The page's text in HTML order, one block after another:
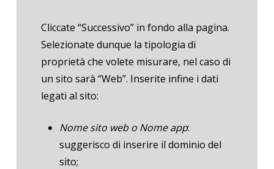
Cliccate “Successivo” in fondo alla pagina.
Selezionate dunque la tipologia di
proprietà che volete misurare, nel caso di
un sito sarà “Web”. Inserite infine i dati
legati al sito:
Nome sito web o Nome app:
suggerisco di inserire il dominio del
sito;